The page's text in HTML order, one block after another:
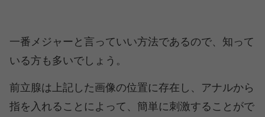
一番メジャーと言っていい方法であるので、知って
いる方も多いでしょう。
前立腺は上記した画像の位置に存在し、アナルから
指を入れることによって、簡単に刺激することがで